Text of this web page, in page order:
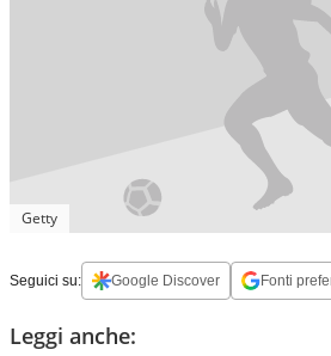
Getty
Seguici su: Google Discover Fonti
Leggi anche: